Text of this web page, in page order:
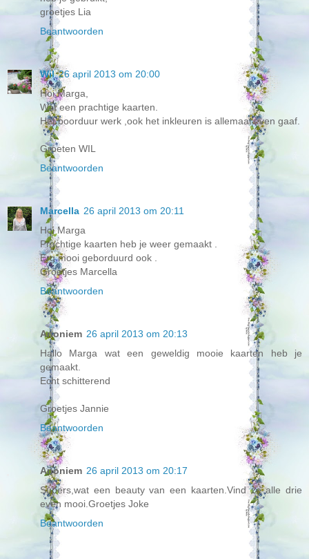
groetjes Lia
Beantwoorden
Wil 26 april 2013 om 20:00
Hoi Marga,
Wat een prachtige kaarten.
Het boorduur werk ,ook het inkleuren is allemaal even gaaf.
Groeten WIL
Beantwoorden
Marcella 26 april 2013 om 20:11
Hoi Marga
Prachtige kaarten heb je weer gemaakt .
Erg mooi geborduurd ook .
Groetjes Marcella
Beantwoorden
Anoniem 26 april 2013 om 20:13
Hallo Marga wat een geweldig mooie kaarten heb je
gemaakt.
Echt schitterend
Groetjes Jannie
Beantwoorden
Anoniem 26 april 2013 om 20:17
Supers,wat een beauty van een kaarten.Vind ze alle drie
even mooi.Groetjes Joke
Beantwoorden